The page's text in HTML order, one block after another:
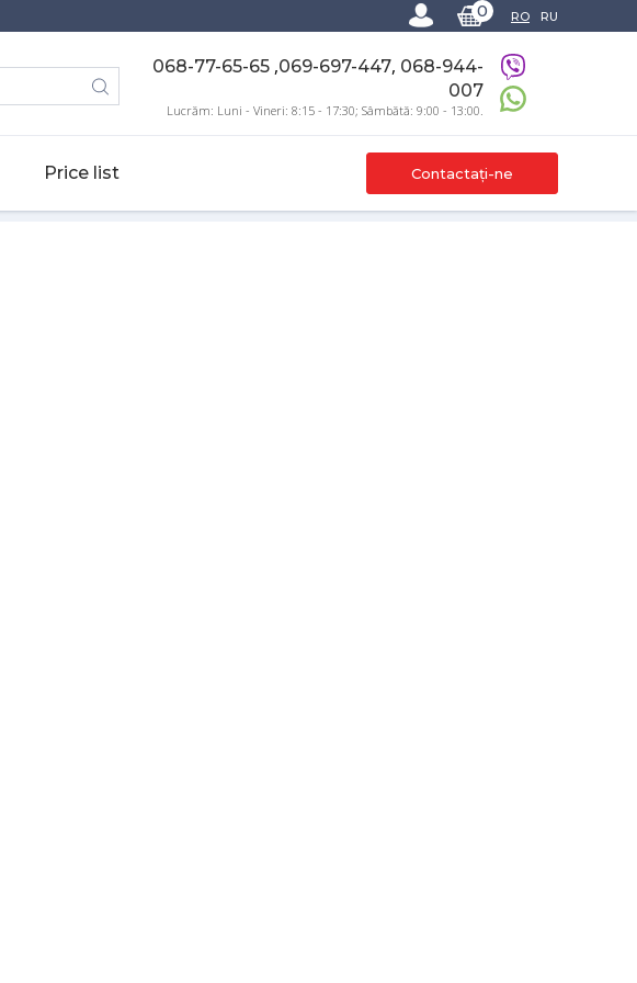
0 RO RU
068-77-65-65 ,069-697-447, 068-944-
007
Lucrăm: Luni - Vineri: 8:15 - 17:30; Sâmbătă: 9:00 - 13:00.
Price list Contactați-ne